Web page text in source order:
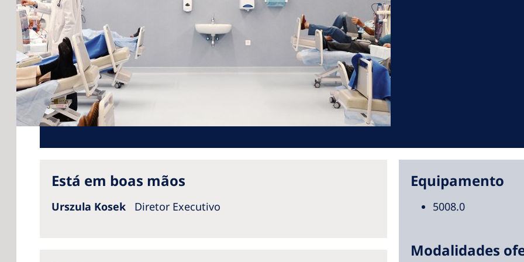
Romania
Russia
Asia Pacific
Asia Pacific
Australia
Philippines
Global Website
Está em boas mãos
Urszula Kosek Diretor Executivo
Equipamento
5008.0
Modalidades